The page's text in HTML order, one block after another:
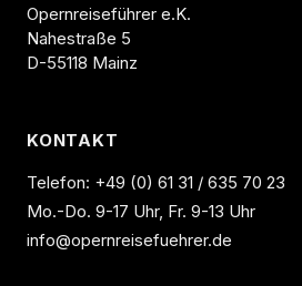
Opernreiseführer e.K.
Nahestraße 5
D-55118 Mainz
KONTAKT
Telefon: +49 (0) 61 31 / 635 70 23
Mo.-Do. 9-17 Uhr, Fr. 9-13 Uhr
info@opernreisefuehrer.de